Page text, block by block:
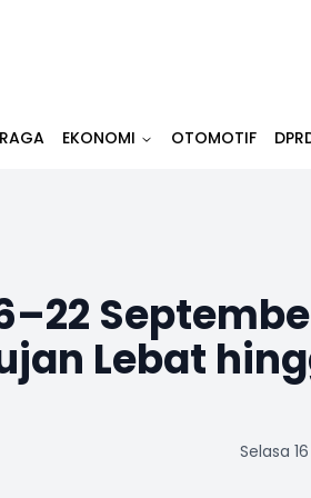
EKONOMI OTOMOTIF
Lebat
Selasa